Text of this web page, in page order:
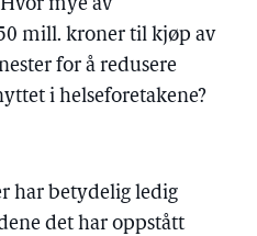
mye av
mill. kroner til kjøp av
for å redusere
i helseforetakene?
har betydelig ledig
det har oppstått